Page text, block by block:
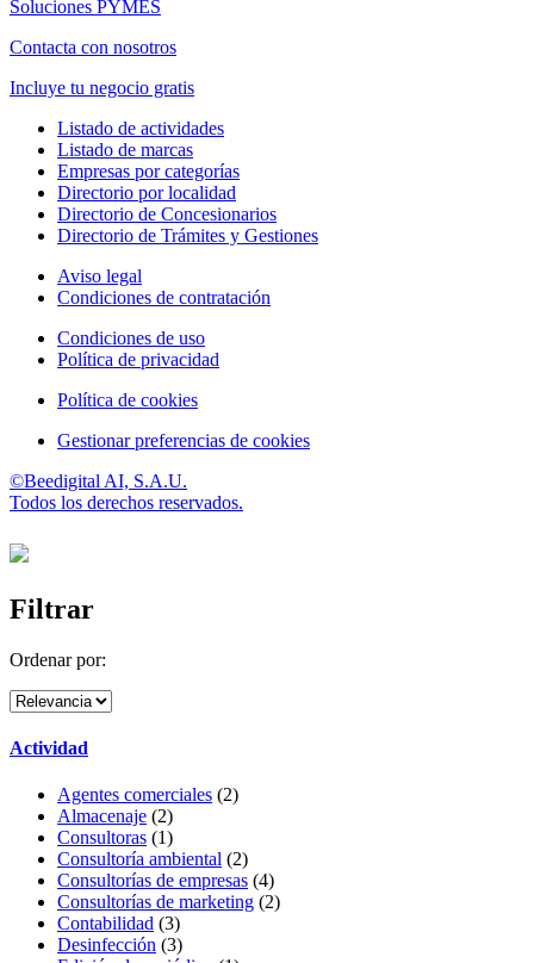
Soluciones PYMES
Contacta con nosotros
Incluye tu negocio gratis
Listado de actividades
Listado de marcas
Empresas por categorías
Directorio por localidad
Directorio de Concesionarios
Directorio de Trámites y Gestiones
Aviso legal
Condiciones de contratación
Condiciones de uso
Política de privacidad
Política de cookies
Gestionar preferencias de cookies
©Beedigital AI, S.A.U.
Todos los derechos reservados.
Filtrar
Ordenar por:
Actividad
Agentes comerciales (2)
Almacenaje (2)
Consultoras (1)
Consultoría ambiental (2)
Consultorías de empresas (4)
Consultorías de marketing (2)
Contabilidad (3)
Desinfección (3)